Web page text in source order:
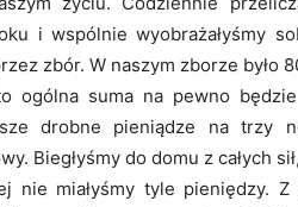
i wspólnie wyobrażałyśmy
zbór. W naszym zborze było
ogólna suma na pewno
drobne pieniądze na trzy
Biegłyśmy do domu z całych
nie miałyśmy tyle pieniędzy. Z